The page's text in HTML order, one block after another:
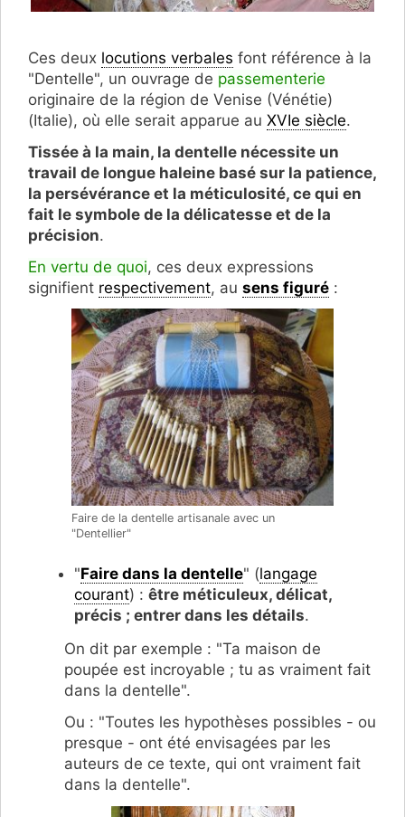
Ces deux locutions verbales font référence à la
"Dentelle", un ouvrage de passementerie
originaire de la région de Venise (Vénétie)
(Italie), où elle serait apparue au XVIe siècle.
Tissée à la main, la dentelle nécessite un
travail de longue haleine basé sur la patience,
la persévérance et la méticulosité, ce qui en
fait le symbole de la délicatesse et de la
précision.
En vertu de quoi, ces deux expressions
signifient respectivement, au sens figuré :
Faire de la dentelle artisanale avec un
"Dentellier"
"Faire dans la dentelle" (langage
courant) : être méticuleux, délicat,
précis ; entrer dans les détails.
On dit par exemple : "Ta maison de
poupée est incroyable ; tu as vraiment fait
dans la dentelle".
Ou : "Toutes les hypothèses possibles - ou
presque - ont été envisagées par les
auteurs de ce texte, qui ont vraiment fait
dans la dentelle".